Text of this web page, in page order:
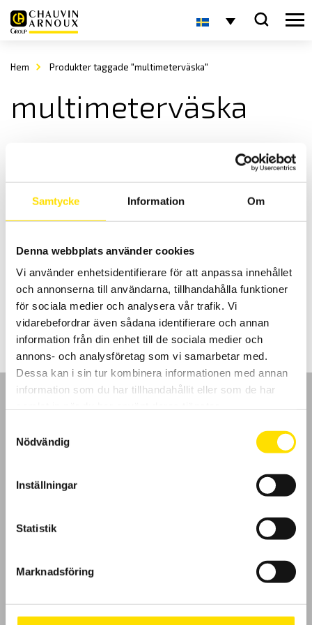
Samtycke Information Om
Denna webbplats använder cookies
Vi använder enhetsidentifierare för att anpassa innehållet
och annonserna till användarna, tillhandahålla funktioner
för sociala medier och analysera vår trafik. Vi
vidarebefordrar även sådana identifierare och annan
information från din enhet till de sociala medier och
annons- och analysföretag som vi samarbetar med.
Dessa kan i sin tur kombinera informationen med annan
information som du har tillhandahållit eller som de har
Nödvändig
Inställningar
Statistik
Marknadsföring
Hem Produkter taggade "multimeterväska"
multimeterväska
Tillbehör till mätinstrument, väskor
Hårda väskor med skuminredning för alla mätinstrument.
720.00 kr –1,415.00 kr Prisintervall:
720.00 kr
till
1,415.00 kr
LÄS MER